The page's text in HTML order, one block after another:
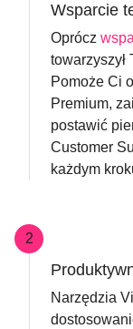
Wsparcie
Oprócz
towarzyszył
Pomoże Ci
Premium,
postawić
Customer
każdym
2
Narzędzia